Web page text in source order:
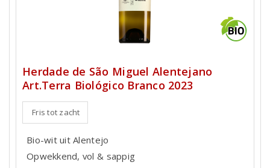
Herdade de São Miguel Alentejano
Art.Terra Biológico Branco 2023
Fris tot zacht
Bio-wit uit Alentejo
Opwekkend, vol & sappig